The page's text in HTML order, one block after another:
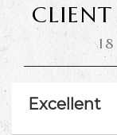
Excellent